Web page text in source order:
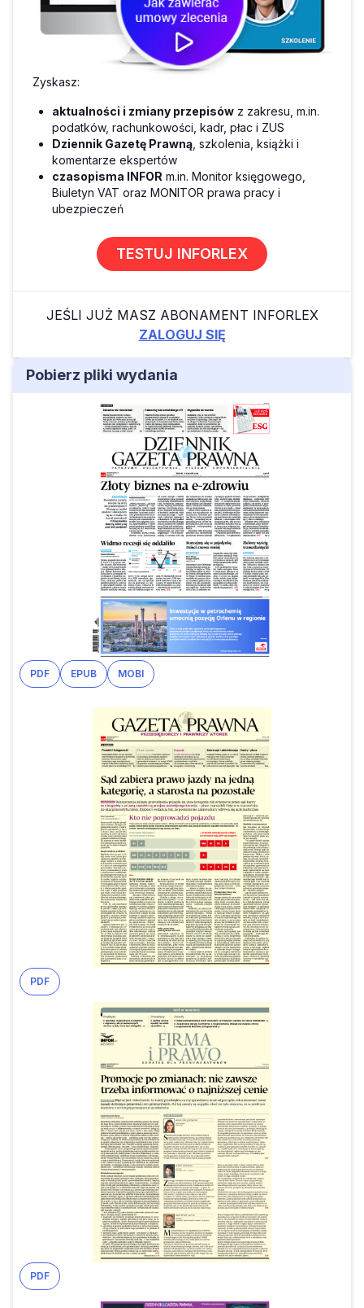
Zyskasz:
aktualności i zmiany przepisów z zakresu, m.in.
podatków, rachunkowości, kadr, płac i ZUS
Dziennik Gazetę Prawną , szkolenia, książki i
komentarze ekspertów
czasopisma INFOR m.in. Monitor księgowego,
Biuletyn VAT oraz MONITOR prawa pracy i
ubezpieczeń
TESTUJ INFORLEX
JEŚLI JUŻ MASZ ABONAMENT INFORLEX
ZALOGUJ SIĘ
Pobierz pliki wydania
PDF EPUB MOBI
PDF
PDF